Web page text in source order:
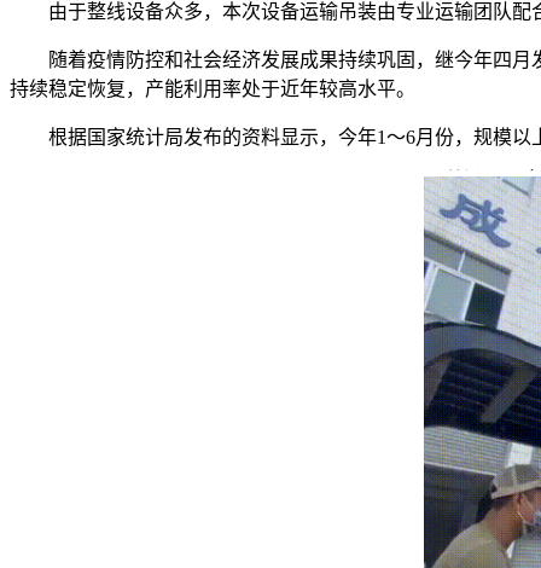
由于整线设备众多，本次设备运输吊装由专业运输团队
随着疫情防控和社会经济发展成果持续巩固，继今年四
持续稳定恢复，产能利用率处于近年较高水平。
根据国家统计局发布的资料显示，今年1～6月份，规模